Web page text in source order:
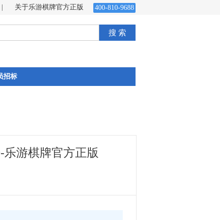
关于乐游棋牌官方正版 400-810-9688
搜 索
招标
游棋牌官方正版